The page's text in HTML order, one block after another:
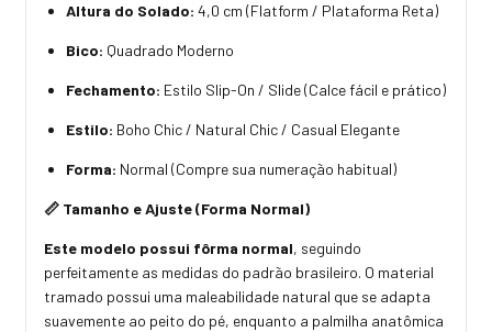
Altura do Solado: 4,0 cm (Flatform / Plataforma Reta)
Bico: Quadrado Moderno
Fechamento: Estilo Slip-On / Slide (Calce fácil e prático)
Estilo: Boho Chic / Natural Chic / Casual Elegante
Forma: Normal (Compre sua numeração habitual)
📏 Tamanho e Ajuste (Forma Normal)
Este modelo possui fôrma normal, seguindo
perfeitamente as medidas do padrão brasileiro. O material
tramado possui uma maleabilidade natural que se adapta
suavemente ao peito do pé, enquanto a palmilha anatômica